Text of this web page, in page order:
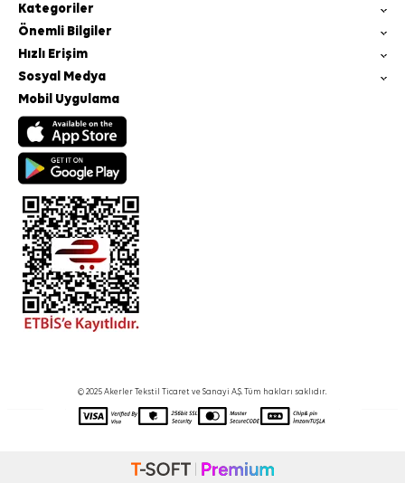
Kategoriler
Önemli Bilgiler
Hızlı Erişim
Sosyal Medya
Mobil Uygulama
© 2025 Akerler Tekstil Ticaret ve Sanayi A.Ş. Tüm hakları saklıdır.